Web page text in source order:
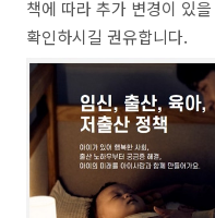
책에 따라 추가 변경이 있
확인하시길 권유합니다.